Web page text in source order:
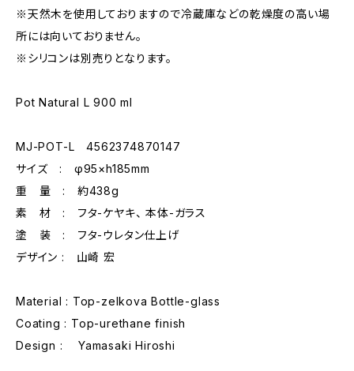
※天然木を使用しておりますので冷蔵庫などの乾燥度の高い場
所には向いておりません。
※シリコンは別売りとなります。
Pot Natural L 900 ml
MJ-POT-L 4562374870147
サイズ : φ95×h185mm
重 量 : 約438g
素 材 : フタ-ケヤキ、 本体-ガラス
塗 装 : フタ-ウレタン仕上げ
デザイン : 山崎 宏
Material : Top-zelkova Bottle-glass
Coating : Top-urethane finish
Design : Yamasaki Hiroshi